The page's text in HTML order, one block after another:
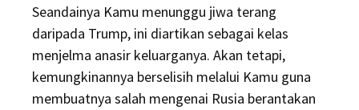
Seandainya Kamu menunggu jiwa terang
daripada Trump, ini diartikan sebagai kelas
menjelma anasir keluarganya. Akan tetapi,
kemungkinannya berselisih melalui Kamu guna
membuatnya salah mengenai Rusia berantakan